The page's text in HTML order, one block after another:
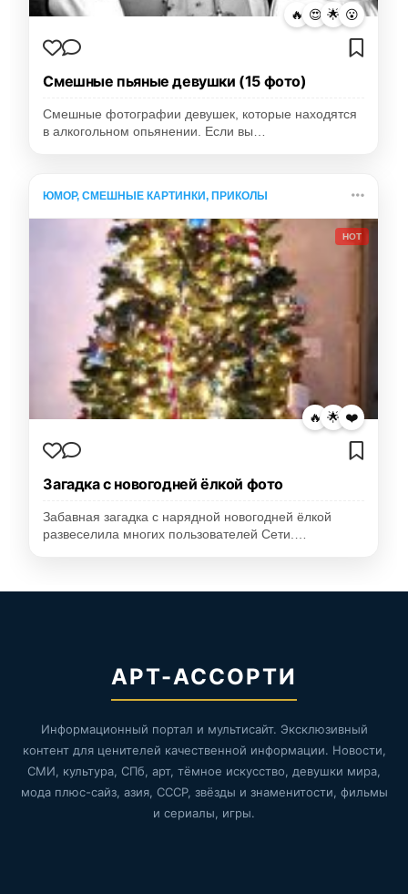
🔥 😍 🌟 😮
Смешные пьяные девушки (15 фото)
Смешные фотографии девушек, которые находятся
в алкогольном опьянении. Если вы…
ЮМОР, СМЕШНЫЕ КАРТИНКИ, ПРИКОЛЫ
HOT
🔥 🌟 ❤️
Загадка с новогодней ёлкой фото
Забавная загадка с нарядной новогодней ёлкой
развеселила многих пользователей Сети.…
АРТ-АССОРТИ
Информационный портал и мультисайт. Эксклюзивный
контент для ценителей качественной информации. Новости,
СМИ, культура, СПб, арт, тёмное искусство, девушки мира,
мода плюс-сайз, азия, СССР, звёзды и знаменитости, фильмы
и сериалы, игры.